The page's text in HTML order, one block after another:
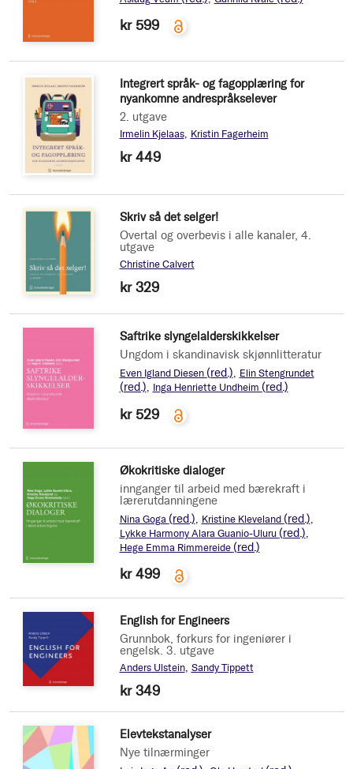
kr 599
Integrert språk- og fagopplæring for
nyankomne andrespråkselever
2. utgave
Irmelin Kjelaas Kristin Fagerheim
kr 449
Skriv så det selger!
Overtal og overbevis i alle kanaler, 4.
utgave
Christine Calvert
kr 329
Saftrike slyngelalderskikkelser
Ungdom i skandinavisk skjønnlitteratur
Even Igland Diesen (red.) Elin Stengrundet
(red.) Inga Henriette Undheim (red.)
kr 529
Økokritiske dialoger
innganger til arbeid med bærekraft i
lærerutdanningene
Nina Goga (red.) Kristine Kleveland (red.)
Lykke Harmony Alara Guanio-Uluru (red.)
Hege Emma Rimmereide (red.)
kr 499
English for Engineers
Grunnbok, forkurs for ingeniører i
engelsk. 3. utgave
Anders Ulstein Sandy Tippett
kr 349
Elevtekstanalyser
Nye tilnærminger